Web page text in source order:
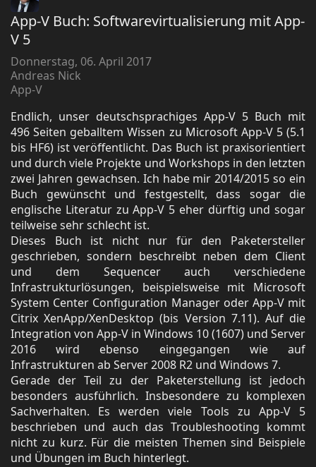
App-V Buch: Softwarevirtualisierung mit App-
V 5
Donnerstag, 06. April 2017
Andreas Nick
App-V
Endlich, unser deutschsprachiges App-V 5 Buch mit
496 Seiten geballtem Wissen zu Microsoft App-V 5 (5.1
bis HF6) ist veröffentlicht. Das Buch ist praxisorientiert
und durch viele Projekte und Workshops in den letzten
zwei Jahren gewachsen. Ich habe mir 2014/2015 so ein
Buch gewünscht und festgestellt, dass sogar die
englische Literatur zu App-V 5 eher dürftig und sogar
teilweise sehr schlecht ist.
Dieses Buch ist nicht nur für den Paketersteller
geschrieben, sondern beschreibt neben dem Client
und dem Sequencer auch verschiedene
Infrastrukturlösungen, beispielsweise mit Microsoft
System Center Configuration Manager oder App-V mit
Citrix XenApp/XenDesktop (bis Version 7.11). Auf die
Integration von App-V in Windows 10 (1607) und Server
2016 wird ebenso eingegangen wie auf
Infrastrukturen ab Server 2008 R2 und Windows 7.
Gerade der Teil zu der Paketerstellung ist jedoch
besonders ausführlich. Insbesondere zu komplexen
Sachverhalten. Es werden viele Tools zu App-V 5
beschrieben und auch das Troubleshooting kommt
nicht zu kurz. Für die meisten Themen sind Beispiele
und Übungen im Buch hinterlegt.